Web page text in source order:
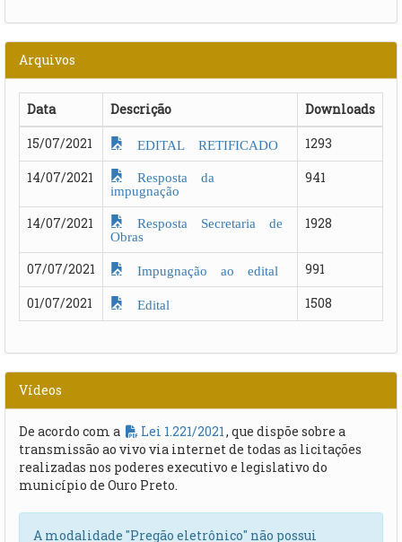
Arquivos
Data Descrição
Downloads
15/07/2021
EDITAL RETIFICADO
1293
14/07/2021
Resposta da
impugnação
941
14/07/2021
Resposta Secretaria de
Obras
1928
07/07/2021 Impugnação ao edital
991
01/07/2021
Edital 1508
Vídeos
De acordo com a Lei 1.221/2021 , que dispõe sobre a
transmissão ao vivo via internet de todas as licitações
realizadas nos poderes executivo e legislativo do
município de Ouro Preto.
A modalidade "Pregão eletrônico" não possui